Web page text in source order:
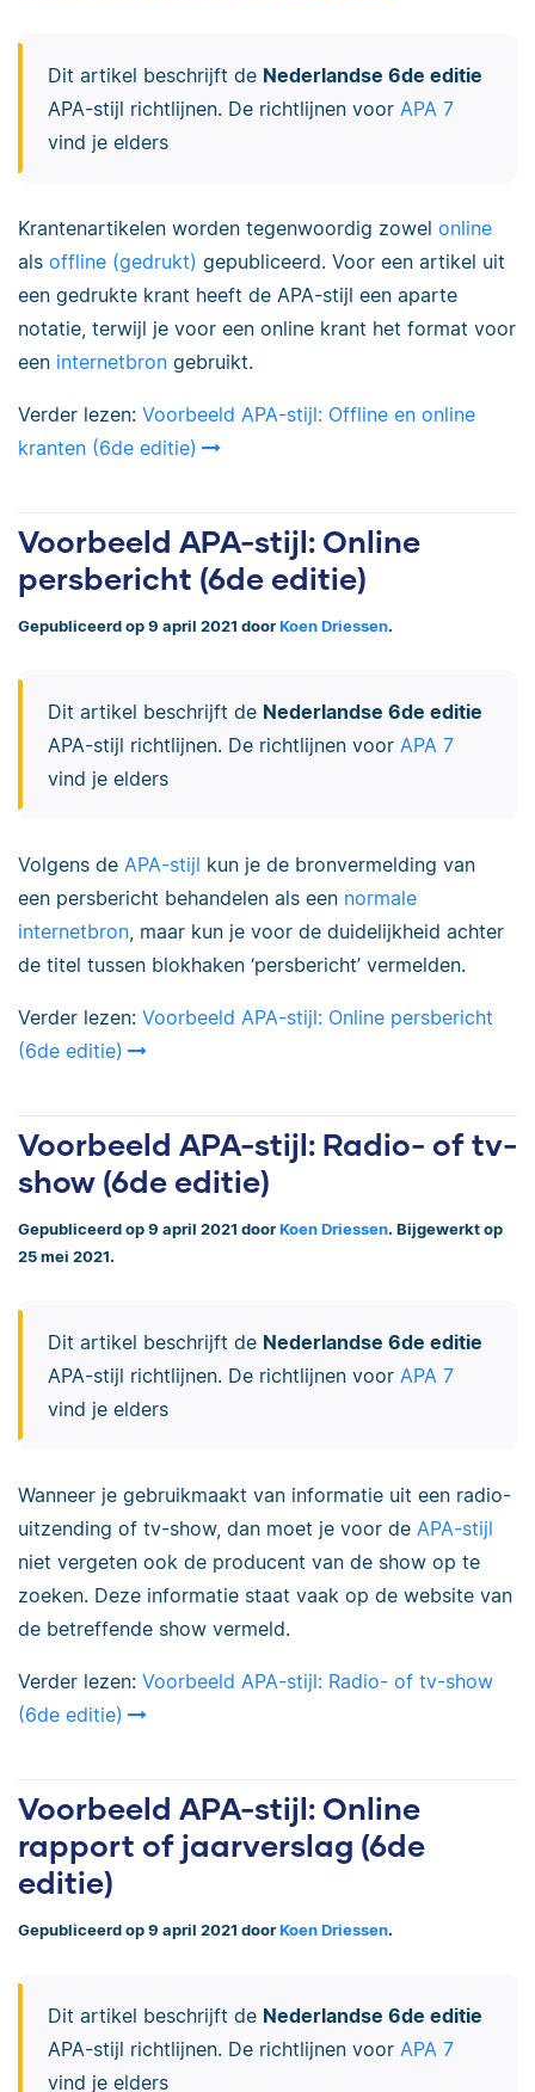
Dit artikel beschrijft de Nederlandse 6de editie
APA-stijl richtlijnen. De richtlijnen voor APA 7
vind je elders
Krantenartikelen worden tegenwoordig zowel online
als offline (gedrukt) gepubliceerd. Voor een artikel uit
een gedrukte krant heeft de APA-stijl een aparte
notatie, terwijl je voor een online krant het format voor
een internetbron gebruikt.
Verder lezen: Voorbeeld APA-stijl: Offline en online
kranten (6de editie)
Voorbeeld APA-stijl: Online
persbericht (6de editie)
Gepubliceerd op 9 april 2021 door Koen Driessen.
Dit artikel beschrijft de Nederlandse 6de editie
APA-stijl richtlijnen. De richtlijnen voor APA 7
vind je elders
Volgens de APA-stijl kun je de bronvermelding van
een persbericht behandelen als een normale
internetbron, maar kun je voor de duidelijkheid achter
de titel tussen blokhaken ‘persbericht’ vermelden.
Verder lezen: Voorbeeld APA-stijl: Online persbericht
(6de editie)
Voorbeeld APA-stijl: Radio- of tv-
show (6de editie)
Gepubliceerd op 9 april 2021 door Koen Driessen. Bijgewerkt op
25 mei 2021.
Dit artikel beschrijft de Nederlandse 6de editie
APA-stijl richtlijnen. De richtlijnen voor APA 7
vind je elders
Wanneer je gebruikmaakt van informatie uit een radio-
uitzending of tv-show, dan moet je voor de APA-stijl
niet vergeten ook de producent van de show op te
zoeken. Deze informatie staat vaak op de website van
de betreffende show vermeld.
Verder lezen: Voorbeeld APA-stijl: Radio- of tv-show
(6de editie)
Voorbeeld APA-stijl: Online
rapport of jaarverslag (6de
editie)
Gepubliceerd op 9 april 2021 door Koen Driessen.
Dit artikel beschrijft de Nederlandse 6de editie
APA-stijl richtlijnen. De richtlijnen voor APA 7
vind je elders